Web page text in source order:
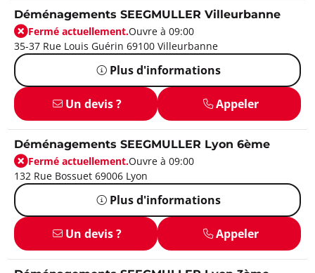
Déménagements SEEGMULLER Villeurbanne
Fermé actuellement.Ouvre à 09:00
35-37 Rue Louis Guérin 69100 Villeurbanne
Plus d'informations
Un devis ? Appeler
Déménagements SEEGMULLER Lyon 6ème
Fermé actuellement.Ouvre à 09:00
132 Rue Bossuet 69006 Lyon
Plus d'informations
Un devis ? Appeler